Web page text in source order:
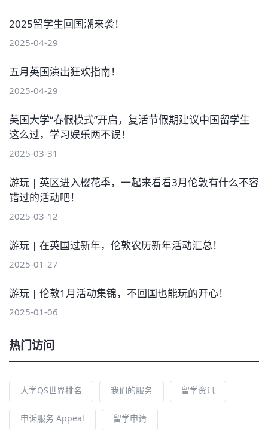
2025留学生回国潮来袭！
2025-04-29
五月英国演出狂欢指南！
2025-04-29
英国大学“春假模式”开启，复活节假期建议中国留学生
这么过，学习娱乐两不误！
2025-03-31
游玩 | 英区进入樱花季，一起来看看3月伦敦有什么不容
错过的活动吧！
2025-03-12
游玩 | 在英国过新年，伦敦农历新年活动汇总！
2025-01-27
游玩 | 伦敦1月活动集锦，不回国也能玩的开心！
2025-01-06
热门访问
大学QS世界排名 我们的服务 留学资讯
申诉服务 Appeal 留学申请